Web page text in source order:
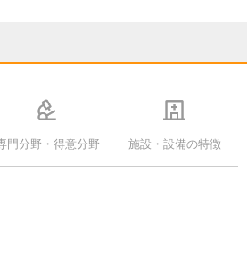
門分野・得意分野 施設・設備の特徴